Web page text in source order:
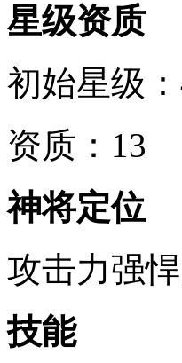
星级资质
初始星级
资质：13
神将定位
攻击力强
技能